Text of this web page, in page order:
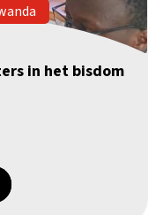
in het bisdom